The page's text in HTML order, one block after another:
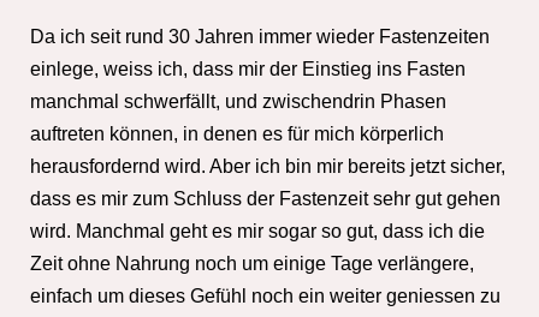
Da ich seit rund 30 Jahren immer wieder Fastenzeiten
einlege, weiss ich, dass mir der Einstieg ins Fasten
manchmal schwerfällt, und zwischendrin Phasen
auftreten können, in denen es für mich körperlich
herausfordernd wird. Aber ich bin mir bereits jetzt sicher,
dass es mir zum Schluss der Fastenzeit sehr gut gehen
wird. Manchmal geht es mir sogar so gut, dass ich die
Zeit ohne Nahrung noch um einige Tage verlängere,
einfach um dieses Gefühl noch ein weiter geniessen zu